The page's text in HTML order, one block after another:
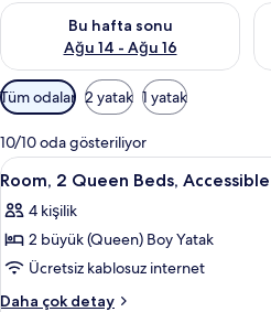
Bu hafta sonu
Ağu 14 - Ağu 16
Bu hafta sonu için müsaitliği
Odalar
için
mevcut
filtreler
Tüm odalar 2 yatak 1 yatak
10/10 oda gösteriliyor
Room,
2
Queen
Beds,
Accessible
için
4
Room, 2 Queen Beds, Accessible
4 kişilik
2 büyük (Queen) Boy Yatak
Ücretsiz kablosuz internet
Daha çok detay
Room,